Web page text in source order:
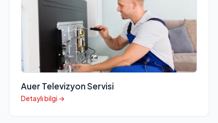
Auer Televizyon Servisi
Detaylı bilgi →